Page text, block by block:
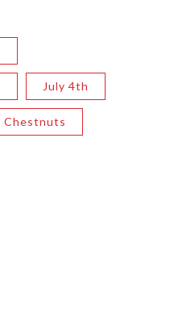
July 4th
Chestnuts